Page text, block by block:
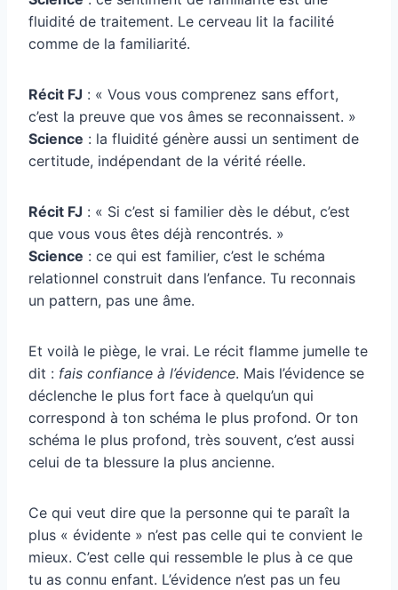
fluidité de traitement. Le cerveau lit la facilité
comme de la familiarité.
Récit FJ : « Vous vous comprenez sans effort,
c’est la preuve que vos âmes se reconnaissent. »
Science : la fluidité génère aussi un sentiment de
certitude, indépendant de la vérité réelle.
Récit FJ : « Si c’est si familier dès le début, c’est
que vous vous êtes déjà rencontrés. »
Science : ce qui est familier, c’est le schéma
relationnel construit dans l’enfance. Tu reconnais
un pattern, pas une âme.
Et voilà le piège, le vrai. Le récit flamme jumelle te
dit : fais confiance à l’évidence. Mais l’évidence se
déclenche le plus fort face à quelqu’un qui
correspond à ton schéma le plus profond. Or ton
schéma le plus profond, très souvent, c’est aussi
celui de ta blessure la plus ancienne.
Ce qui veut dire que la personne qui te paraît la
plus « évidente » n’est pas celle qui te convient le
mieux. C’est celle qui ressemble le plus à ce que
tu as connu enfant. L’évidence n’est pas un feu